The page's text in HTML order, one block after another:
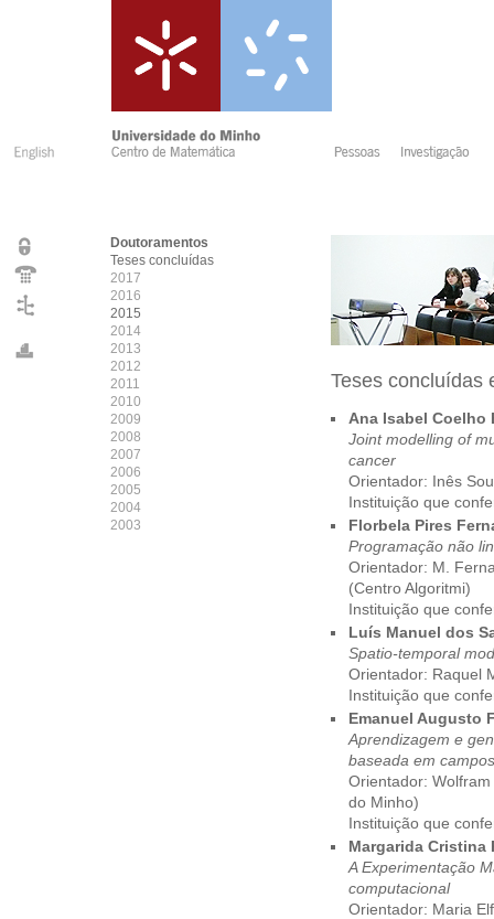
Doutoramentos
Teses concluídas
2017
2016
2015
2014
2013
2012
2011
2010
2009
2008
2007
2006
2005
2004
2003
Teses concluídas
Ana Isabel Coelho
Joint modelling of
cancer
Orientador: Inês
Instituição que
Florbela Pires
Programação não
Orientador: M.
(Centro Algoritmi)
Instituição que
Luís Manuel dos
Spatio-temporal
Orientador: Raquel
Instituição que
Emanuel Augusto
Aprendizagem e
baseada em
Orientador:
do Minho)
Instituição que
Margarida Cristina
A Experimentação
computacional
Orientador: Maria